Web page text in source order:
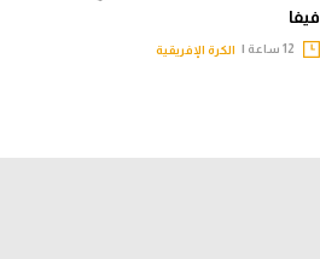
فيفا
الكرة الإفريقية